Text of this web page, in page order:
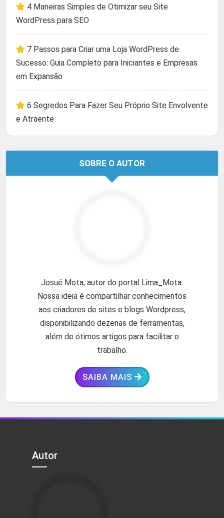
4 Maneiras Simples de Otimizar seu Site
WordPress para SEO
7 Passos para Criar uma Loja WordPress de
Sucesso: Guia Completo para Iniciantes e Empresas
em Expansão
6 Segredos Para Fazer Seu Próprio Site Envolvente
e Atraente
SOBRE O AUTOR
Josué Mota, autor do portal Lima_Mota.
Nossa ideia é compartilhar conhecimentos
aos criadores de sites e blogs Wordpress,
disponibilizando dezenas de ferramentas,
além de ótimos artigos para facilitar o
trabalho.
SAIBA MAIS
Autor